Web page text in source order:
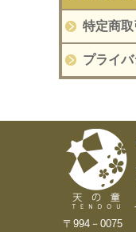
特定商
プライ
〒994－0075